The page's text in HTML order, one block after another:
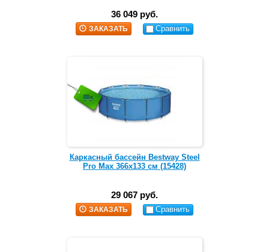
36 049 руб.
ЗАКАЗАТЬ Сравнить
Каркасный бассейн Bestway Steel
Pro Max 366х133 см (15428)
29 067 руб.
ЗАКАЗАТЬ Сравнить